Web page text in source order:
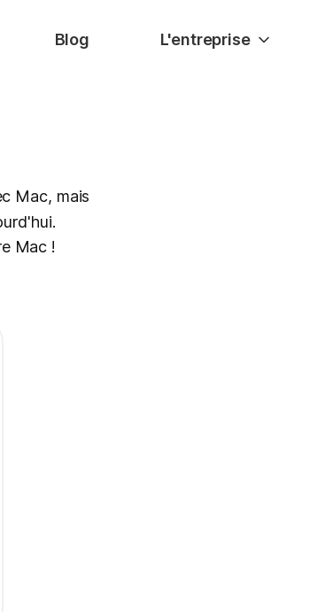
Blog L'entreprise
Mac, mais
Mac !